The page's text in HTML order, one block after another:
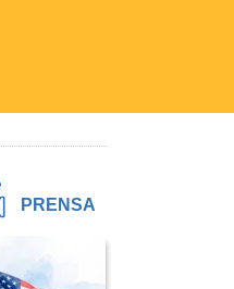
PRENSA